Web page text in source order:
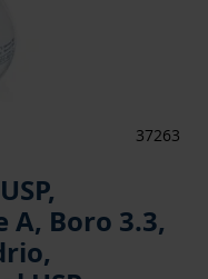
37263
A, Boro 3.3,